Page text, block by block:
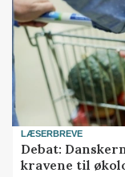
LÆSERBREVE
Debat:
kravene til